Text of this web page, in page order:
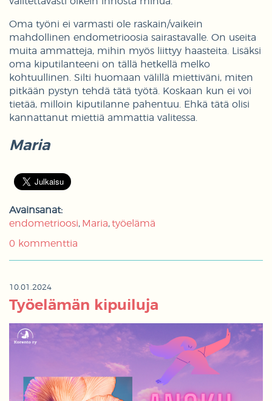
Oma työni ei varmasti ole raskain/vaikein
mahdollinen endometrioosia sairastavalle. On useita
muita ammatteja, mihin myös liittyy haasteita. Lisäksi
oma kiputilanteeni on tällä hetkellä melko
kohtuullinen. Silti huomaan välillä miettiväni, miten
pitkään pystyn tehdä tätä työtä. Koskaan kun ei voi
tietää, milloin kiputilanne pahentuu. Ehkä tätä olisi
kannattanut miettiä ammattia valitessa.
Maria
Avainsanat:
endometrioosi Maria työelämä
0 kommenttia
10.01.2024
Työelämän kipuiluja